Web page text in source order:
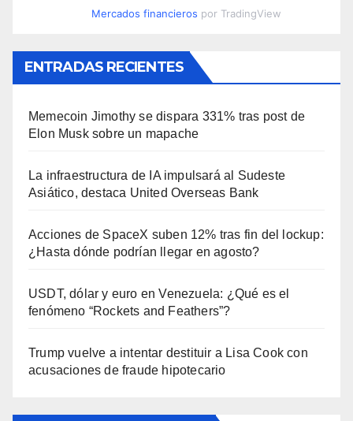
Mercados financieros por TradingView
ENTRADAS RECIENTES
Memecoin Jimothy se dispara 331% tras post de
Elon Musk sobre un mapache
La infraestructura de IA impulsará al Sudeste
Asiático, destaca United Overseas Bank
Acciones de SpaceX suben 12% tras fin del lockup:
¿Hasta dónde podrían llegar en agosto?
USDT, dólar y euro en Venezuela: ¿Qué es el
fenómeno “Rockets and Feathers”?
Trump vuelve a intentar destituir a Lisa Cook con
acusaciones de fraude hipotecario